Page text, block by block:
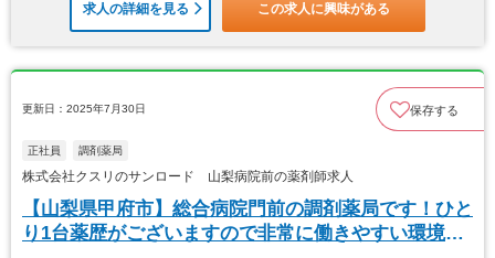
求人の詳細を見る この求人に興味がある
更新日：2025年7月30日 保存する
正社員 調剤薬局
株式会社クスリのサンロード 山梨病院前の薬剤師求人
【山梨県甲府市】総合病院門前の調剤薬局です！ひと
り1台薬歴がございますので非常に働きやすい環境で